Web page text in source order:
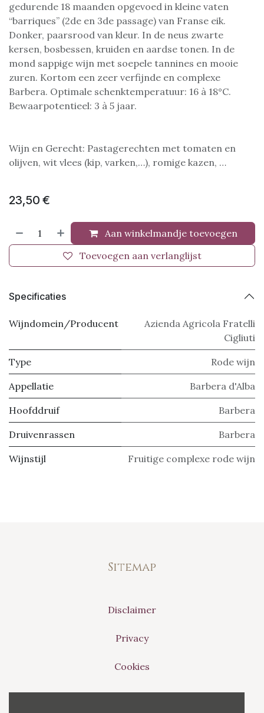
gedurende 18 maanden opgevoed in kleine vaten
“barriques” (2de en 3de passage) van Franse eik.
Donker, paarsrood van kleur. In de neus zwarte
kersen, bosbessen, kruiden en aardse tonen. In de
mond sappige wijn met soepele tannines en mooie
zuren. Kortom een zeer verfijnde en complexe
Barbera. Optimale schenktemperatuur: 16 à 18°C.
Bewaarpotentieel: 3 à 5 jaar.
Wijn en Gerecht: Pastagerechten met tomaten en
olijven, wit vlees (kip, varken,…), romige kazen, …
23,50 €
Aan winkelmandje toevoegen
Toevoegen aan verlanglijst
Specificaties
Wijndomein/Producent
Azienda Agricola Fratelli
Cigliuti
Type Rode wijn
Appellatie Barbera d'Alba
Hoofddruif Barbera
Druivenrassen Barbera
Wijnstijl Fruitige complexe rode wijn
Sitemap
Disclaimer
Privacy
Cookies